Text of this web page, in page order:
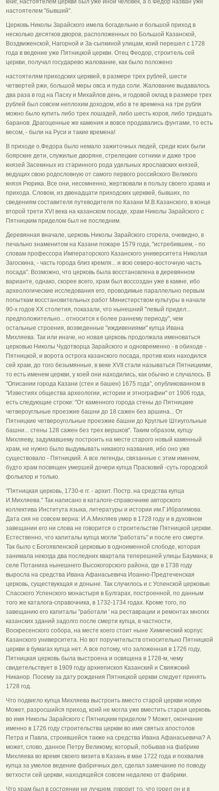
книг, настоятелем церкви был уже иной человек, а о.Федор назван уже
настоятелем "бывший".
Церковь Николы Зарайского имела богадельню и большой приход в
несколько десятков дворов, расположенных по Большой Казанской,
Воздвиженской, Нагорной и За-сыпкиной улицам, коий перешел с 1728
года в ведение уже Пятницкой церкви. Отец Феодор, строитель сей
церкви, получал государево жалование, как было положено
настоятелям приходских церквей, в размере трех рублей, шести
четвертей ржи, большой меры овса и пуда соли. Жалование выдавалось
два раза в год на Пасху и Михайлов день, и годовой оклад в размере трех
рублей был совсем неплохим доходом, ибо в те времена на три рубля
можно было купить либо трех лошадей, либо шесть коров, либо тридцать
баранов. Драгоценные же камения и вовсе продавались фунтами, то есть
весом, - были на Руси и такие времена!
В приходе о.Федора было немало зажиточных людей, среди коих были
боярские дети, служилые дворяне, стрелецкие сотники и даже трое
князей Засекиных из старинного рода удельных ярославских князей,
ведущих свою родословную от самого первого российского Великого
князя Рюрика. Все они, несомненно, жертвовали в пользу своего храма и
прихода. Словом, из двенадцати приходских церквей, бывших, по
сведениям составителя путеводителя по Казани М.В.Казанского, в конце
второй трети XVI века на казанском посаде, храм Николы Зарайского с
Пятницким приделом был не последним.
Деревянная вначале, церковь Николы Зарайского сгорела, очевидно, в
печально знаменитом на Казани пожаре 1579 года, "истребившем, - по
словам профессора Императорского Казанского университета Николая
Загоскина, - часть города близ кремля... и всю северо-восточную часть
посада". Возможно, что церковь была восстановлена в деревянном
варианте, однако, скорее всего, храм был воссоздан уже в камне, ибо
археологические исследования его, проводимые параллельно первым
попыткам восстановительных работ Министерством культуры в начале
90-х годов XX столетия, показали, что нынешний "левый придел...
предположительно... относится к более раннему периоду", чем
остальные строения, возведенные "иждивениями" купца Ивана
Михляева. Так или иначе, но новая церковь продолжала именоваться
церковью Николы Чудотворца Зарайского и одновременно - в обиходе -
Пятницкой, и ворота острога казанского посада, против коих находился
сей храм, до того безымянные, в веке XVII стали называться Пятницкими,
то есть именем церкви, у коей они находились, как обычно и случалось. В
"Описании города Казани (стен и башен) 1675 года", опубликованном в
"Известиях общества археологии, истории и этнографии" от 1906 года,
есть следующие строки: "От каменного города стены до Пятницкие
четвероугльные проезжие башни до 18 сажен без аршина... От
Пятницкие четвероугольные проезжие башни до Круглые Штиугольные
башни... стены 128 сажен без трех вершков". Таким образом, купцу
Михляеву, задумавшему построить на месте старого новый каменный
храм, не нужно было выдумывать никакого названия, ибо оно уже
существовало - Пятницкий. А все легенды, связанные с этим именем,
будто храм посвящен умершей дочери купца Прасковий -суть городской
фольклор и только.
"Пятницкая церковь, 1730-е гг. - архит. Постр. на средства купца
И.Михляева." Так написано в каталоге-справочнике авторского
коллектива Института языка, литературы и истории им.Г.Ибрагимова.
Дата сия не совсем верна: И.А.Михляев умер в 1728 году и в духовном
завещании его ни слова не говорится о строительстве Пятницкой церкви.
Естественно, что капиталы купца могли "работать" и после его смерти.
Так было с Богоявленской церковью в одноименной слободе, которая
занимала некогда два последних квартала теперешней улицы Баумана; в
селе Потаниха нынешнего Высокогорского района, где в 1738 году
выросла на средства Ивана Афанасьевича Иоанно-Предтеченская
церковь, существующая и доныне. Так случилось и с Успенской церковью
Спасского Успенского монастыря в Булгарах, построенной, по данным
того же каталога-справочника, в 1732-1734 годах. Кроме того, по
завещанию его капиталы "работали ' на реставрации и ремонтах многих
казанских зданий задолго после смерти купца, в частности,
Воскресенского собора, на месте коего стоит ныне Химический корпус
Казанского университета. Но вот поручительств относительно Пятницкой
церкви в бумагах купца нет. А все потому, что заложенная в 1726 году,
Пятницкая церковь была выстроена и освящена в 1728-м, чему
свидетельствует в 1909 году архиепископ Казанский и Свияжский
Никанор. Посему за дату рождения Пятницкой церкви следует принять
1728 год.
Что подвигло купца Михляева выстроить вместо старой церкви новую
Может, разросшийся приход, коий не могла уже вместить старая церковь
во имя Николы Зарайского с Пятницким приделом ? Может, окончание
именно в 1726 году строительства церкви во имя святых апостолов
Петра и Павла, строившейся также на средства Ивана Афанасьевича? А
может, слово, данное Петру Великому, который, побывав на фабрике
Михляева во время своего визита в Казань в мае 1722 года и похвалив
купца за умелое ведение фабричных дел, сделал замечание по поводу
ветхости сей церкви, находящейся совсем недалеко от фабрики.
Что храм был в состоянии не лучшем, говорит то, что горел он и в